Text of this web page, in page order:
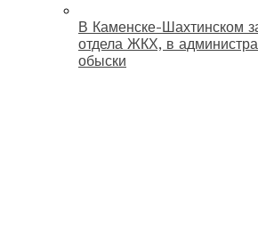
В Каменске-Шахтинском
отдела ЖКХ, в
обыски